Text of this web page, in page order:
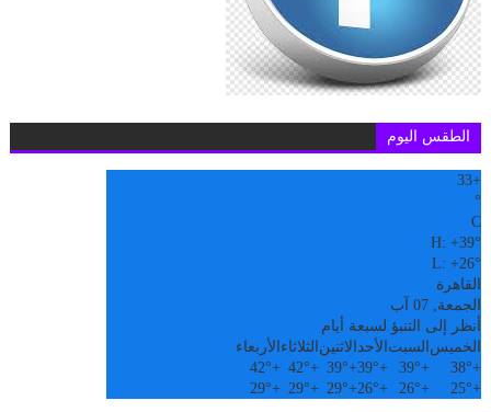
الطقس اليوم
+
33
°
C
H:+39°
L:+26°
القاهرة
الجمعة, 07 آب
أنظر إلى التنبؤ لسبعة أيام
الخميس السبت الأحدالاثنين الثلاثاء الأربعاء
+
38°
+
39°
+
39°
+
39°
+
42°
+
42°
+
25°
+
26°
+
26°
+
29°
+
29°
+
29°